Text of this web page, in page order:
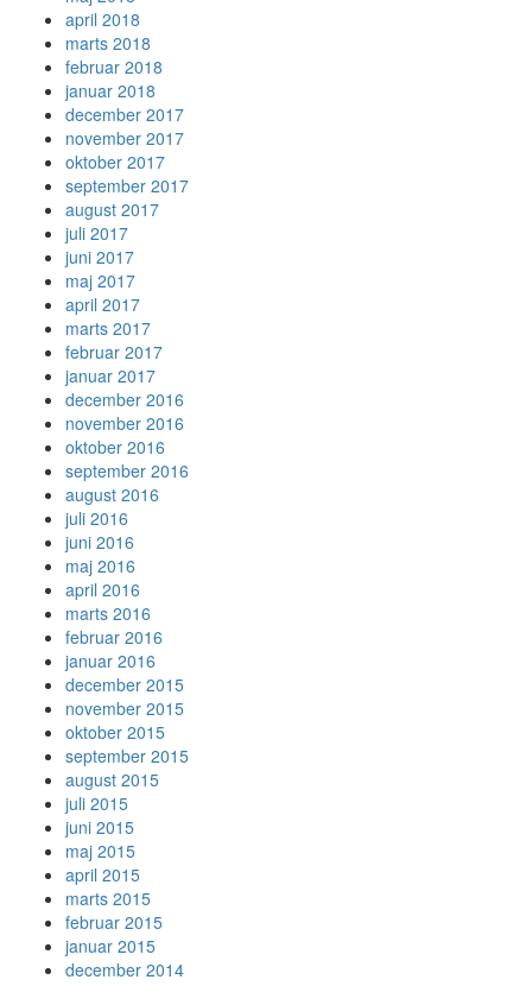
april 2018
marts 2018
februar 2018
januar 2018
december 2017
november 2017
oktober 2017
september 2017
august 2017
juli 2017
juni 2017
maj 2017
april 2017
marts 2017
februar 2017
januar 2017
december 2016
november 2016
oktober 2016
september 2016
august 2016
juli 2016
juni 2016
maj 2016
april 2016
marts 2016
februar 2016
januar 2016
december 2015
november 2015
oktober 2015
september 2015
august 2015
juli 2015
juni 2015
maj 2015
april 2015
marts 2015
februar 2015
januar 2015
december 2014